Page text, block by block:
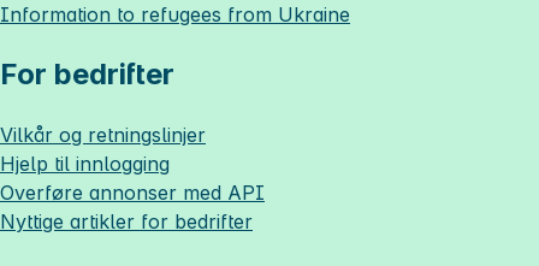
Information to refugees from Ukraine
For bedrifter
Vilkår og retningslinjer
Hjelp til innlogging
Overføre annonser med API
Nyttige artikler for bedrifter